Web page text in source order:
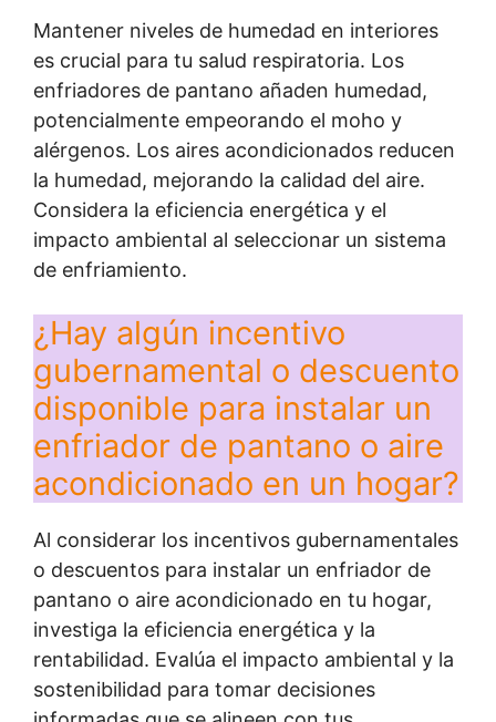
Mantener niveles de humedad en interiores
es crucial para tu salud respiratoria. Los
enfriadores de pantano añaden humedad,
potencialmente empeorando el moho y
alérgenos. Los aires acondicionados reducen
la humedad, mejorando la calidad del aire.
Considera la eficiencia energética y el
impacto ambiental al seleccionar un sistema
de enfriamiento.
¿Hay algún incentivo
gubernamental o descuento
disponible para instalar un
enfriador de pantano o aire
acondicionado en un hogar?
Al considerar los incentivos gubernamentales
o descuentos para instalar un enfriador de
pantano o aire acondicionado en tu hogar,
investiga la eficiencia energética y la
rentabilidad. Evalúa el impacto ambiental y la
sostenibilidad para tomar decisiones